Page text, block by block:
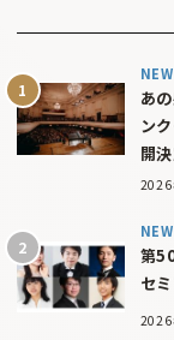
あ
ン
開
2026
第
セ
2026